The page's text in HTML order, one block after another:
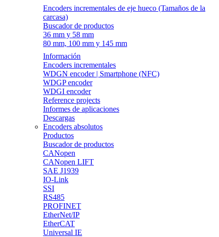
Encoders incrementales de eje hueco (Tamaños de la
carcasa)
Buscador de productos
36 mm y 58 mm
80 mm, 100 mm y 145 mm
Información
Encoders incrementales
WDGN encoder | Smartphone (NFC)
WDGP encoder
WDGI encoder
Reference projects
Informes de aplicaciones
Descargas
Encoders absolutos
Productos
Buscador de productos
CANopen
CANopen LIFT
SAE J1939
IO-Link
SSI
RS485
PROFINET
EtherNet/IP
EtherCAT
Universal IE